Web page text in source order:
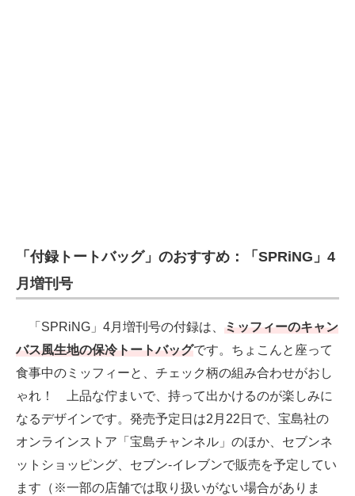
「付録トートバッグ」のおすすめ：「SPRiNG」4
月増刊号
「SPRiNG」4月増刊号の付録は、 ミッフィーのキャン
バス風生地の保冷トートバッグです。ちょこんと座って
食事中のミッフィーと、チェック柄の組み合わせがおし
ゃれ！ 上品な佇まいで、持って出かけるのが楽しみに
なるデザインです。発売予定日は2月22日で、宝島社の
オンラインストア「宝島チャンネル」のほか、セブンネ
ットショッピング、セブン‐イレブンで販売を予定してい
ます（※一部の店舗では取り扱いがない場合がありま